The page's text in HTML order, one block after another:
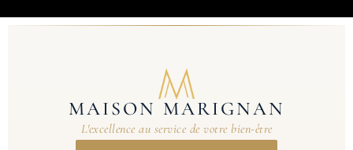
MAISON MARIGNAN
L'excellence au service de votre bien-être